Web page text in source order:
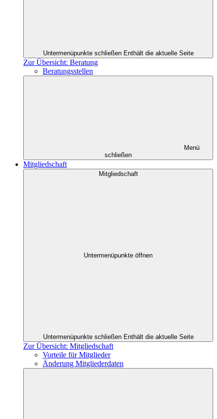
Untermenüpunkte schließen Enthält die aktuelle Seite
Zur Übersicht: Beratung
Beratungsstellen
Menü
schließen
Mitgliedschaft
Mitgliedschaft
Untermenüpunkte öffnen
Untermenüpunkte schließen Enthält die aktuelle Seite
Zur Übersicht: Mitgliedschaft
Vorteile für Mitglieder
Änderung Mitgliederdaten